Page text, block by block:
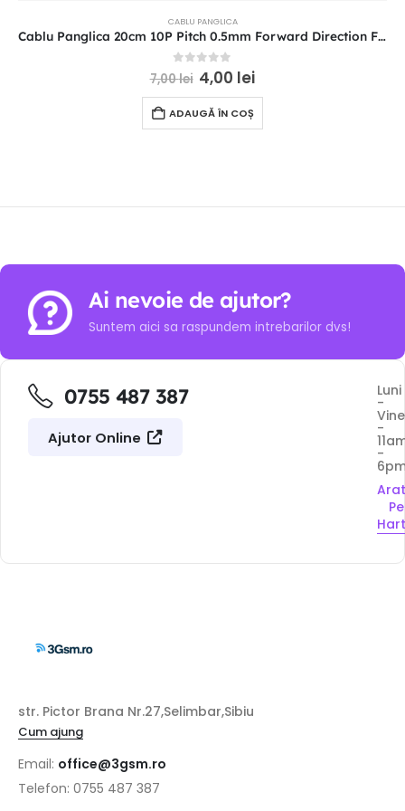
CABLU PANGLICA
Cablu Panglica 20cm 10P Pitch 0.5mm Forward Direction FFC
0out of 5
7,00lei 4,00 lei
ADAUGĂ ÎN COȘ
Ai nevoie de ajutor?
Suntem aici sa raspundem intrebarilor dvs!
0755 487 387
Ajutor Online
Luni
-
-
-
Pe
str. Pictor Brana Nr.27,Selimbar,Sibiu
Cum ajung
Email: office@3gsm.ro
Telefon: 0755 487 387